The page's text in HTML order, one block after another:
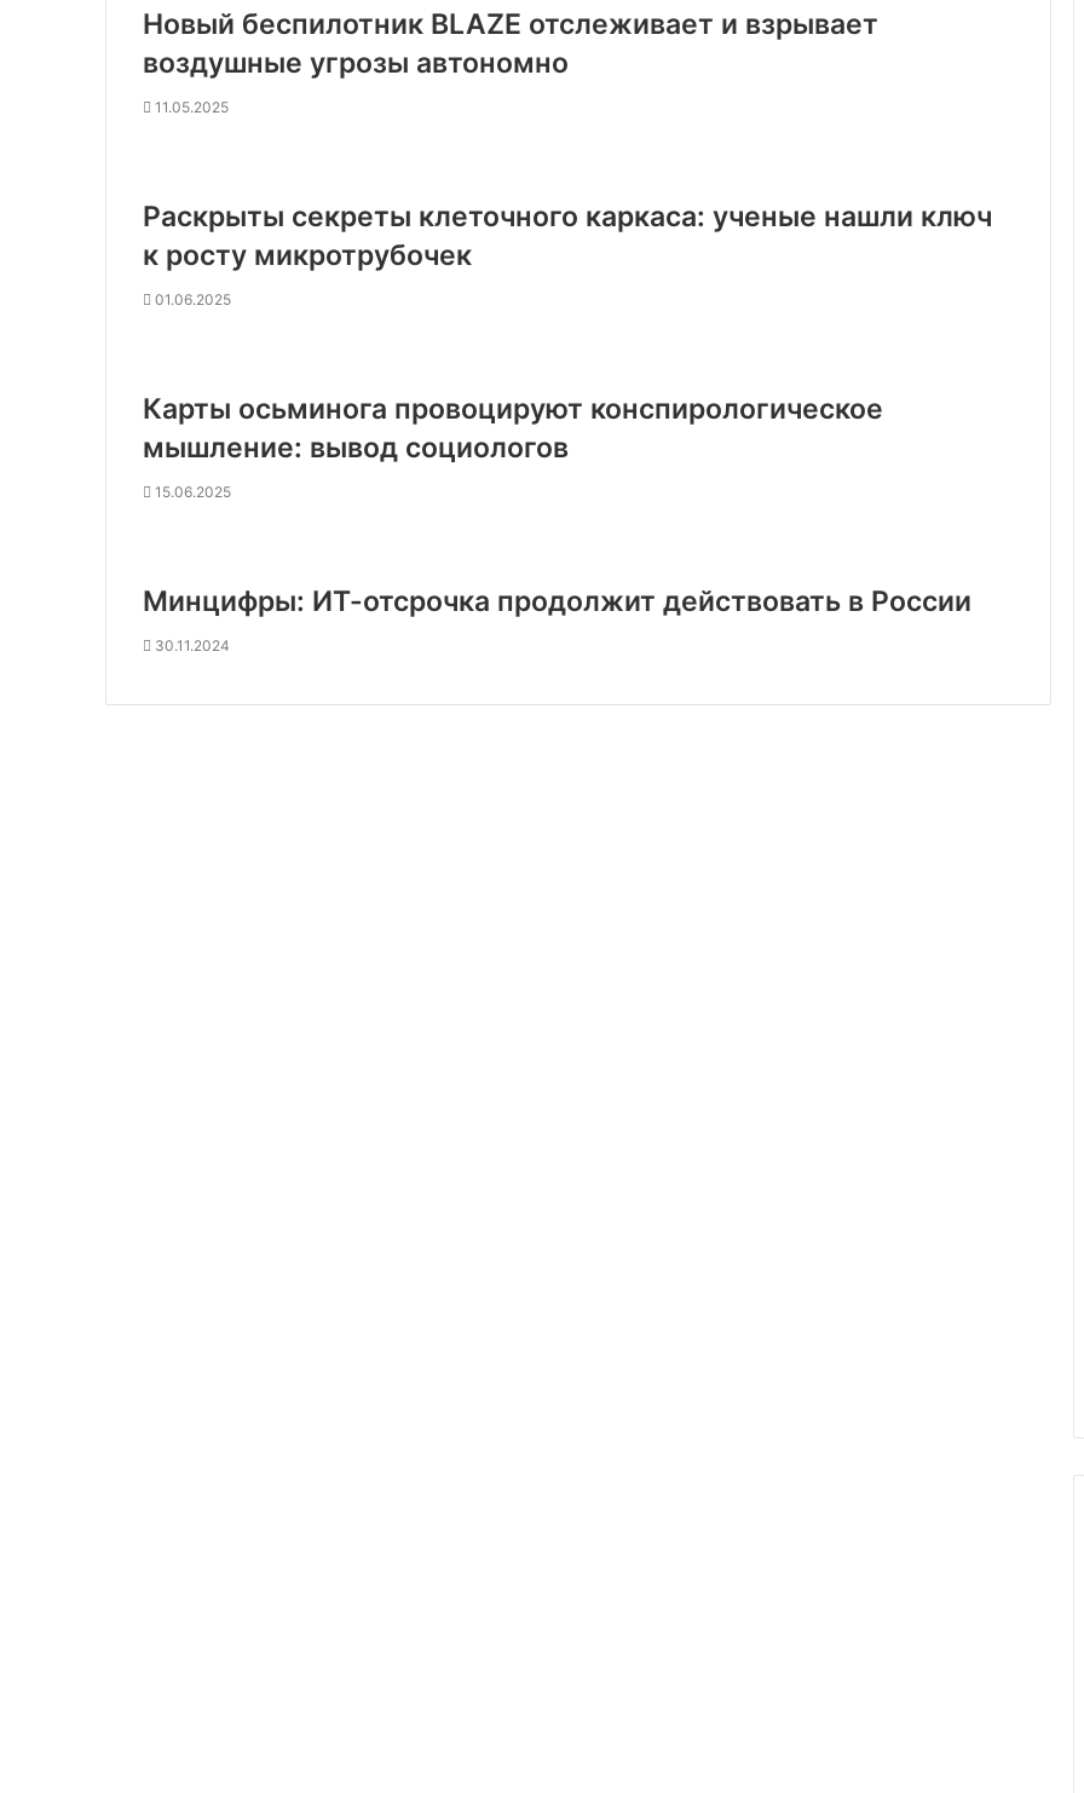
Новый беспилотник BLAZE отслеживает и взрывает
воздушные угрозы автономно
11.05.2025
Раскрыты секреты клеточного каркаса: ученые нашли ключ
к росту микротрубочек
01.06.2025
Карты осьминога провоцируют конспирологическое
мышление: вывод социологов
15.06.2025
Минцифры: ИТ-отсрочка продолжит действовать в России
30.11.2024